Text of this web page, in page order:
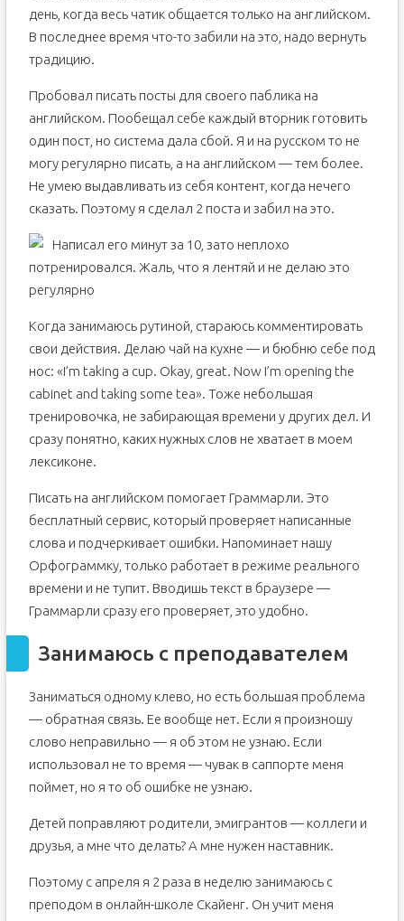
день, когда весь чатик общается только на английском.
В последнее время что-то забили на это, надо вернуть
традицию.
Пробовал писать посты для своего паблика на
английском. Пообещал себе каждый вторник готовить
один пост, но система дала сбой. Я и на русском то не
могу регулярно писать, а на английском — тем более.
Не умею выдавливать из себя контент, когда нечего
сказать. Поэтому я сделал 2 поста и забил на это.
Написал его минут за 10, зато неплохо
потренировался. Жаль, что я лентяй и не делаю это
регулярно
Когда занимаюсь рутиной, стараюсь комментировать
свои действия. Делаю чай на кухне — и бюбню себе под
нос: «I’m taking a cup. Okay, great. Now I’m opening the
cabinet and taking some tea». Тоже небольшая
тренировочка, не забирающая времени у других дел. И
сразу понятно, каких нужных слов не хватает в моем
лексиконе.
Писать на английском помогает Граммарли. Это
бесплатный сервис, который проверяет написанные
слова и подчеркивает ошибки. Напоминает нашу
Орфограммку, только работает в режиме реального
времени и не тупит. Вводишь текст в браузере —
Граммарли сразу его проверяет, это удобно.
Занимаюсь с преподавателем
Заниматься одному клево, но есть большая проблема
— обратная связь. Ее вообще нет. Если я произношу
слово неправильно — я об этом не узнаю. Если
использовал не то время — чувак в саппорте меня
поймет, но я то об ошибке не узнаю.
Детей поправляют родители, эмигрантов — коллеги и
друзья, а мне что делать? А мне нужен наставник.
Поэтому с апреля я 2 раза в неделю занимаюсь с
преподом в онлайн-школе Скайенг. Он учит меня